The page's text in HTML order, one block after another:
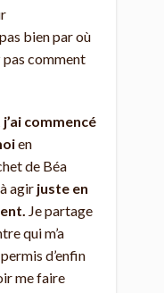
bien par où
pas comment
commencé
en
de Béa
agir juste en
Je partage
qui m’a
d’enfin
me faire